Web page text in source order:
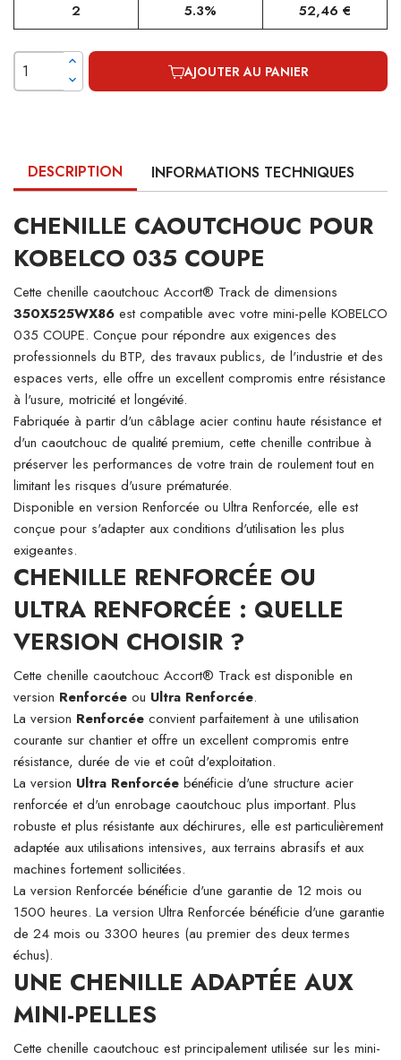
2
5.3% 52,46 €
AJOUTER AU PANIER
DESCRIPTION INFORMATIONS TECHNIQUES
CHENILLE CAOUTCHOUC POUR
KOBELCO 035 COUPE
Cette chenille caoutchouc Accort® Track de dimensions
350X525WX86 est compatible avec votre mini-pelle KOBELCO
035 COUPE. Conçue pour répondre aux exigences des
professionnels du BTP, des travaux publics, de l'industrie et des
espaces verts, elle offre un excellent compromis entre résistance
à l'usure, motricité et longévité.
Fabriquée à partir d'un câblage acier continu haute résistance et
d'un caoutchouc de qualité premium, cette chenille contribue à
préserver les performances de votre train de roulement tout en
limitant les risques d'usure prématurée.
Disponible en version Renforcée ou Ultra Renforcée, elle est
conçue pour s'adapter aux conditions d'utilisation les plus
exigeantes.
CHENILLE RENFORCÉE OU
ULTRA RENFORCÉE : QUELLE
VERSION CHOISIR ?
Cette chenille caoutchouc Accort® Track est disponible en
version Renforcée ou Ultra Renforcée.
La version Renforcée convient parfaitement à une utilisation
courante sur chantier et offre un excellent compromis entre
résistance, durée de vie et coût d'exploitation.
La version Ultra Renforcée bénéficie d'une structure acier
renforcée et d'un enrobage caoutchouc plus important. Plus
robuste et plus résistante aux déchirures, elle est particulièrement
adaptée aux utilisations intensives, aux terrains abrasifs et aux
machines fortement sollicitées.
La version Renforcée bénéficie d'une garantie de 12 mois ou
1500 heures. La version Ultra Renforcée bénéficie d'une garantie
de 24 mois ou 3300 heures (au premier des deux termes
échus).
UNE CHENILLE ADAPTÉE AUX
MINI-PELLES
Cette chenille caoutchouc est principalement utilisée sur les mini-